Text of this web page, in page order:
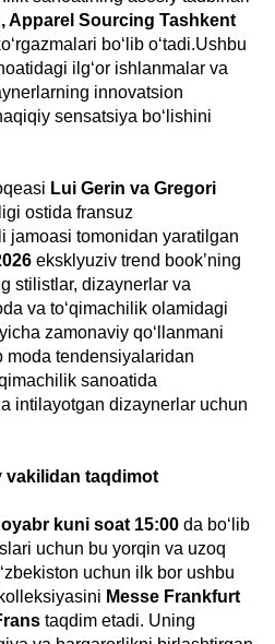
Apparel Sourcing Tashkent
bo‘lib o‘tadi.Ushbu
ilg‘or ishlanmalar va
innovatsion
sensatsiya bo‘lishini
Lui Gerin va Gregori
ostida fransuz
jamoasi tomonidan yaratilgan
eksklyuziv trend book’ning
stilistlar, dizaynerlar va
va to‘qimachilik olamidagi
zamonaviy qo‘llanmani
moda tendensiyalaridan
sanoatida
intilayotgan dizaynerlar uchun
vakilidan taqdimot
kuni soat 15:00 da bo‘lib
uchun bu yorqin va uzoq
uchun ilk bor ushbu
Messe Frankfurt
taqdim etadi. Uning